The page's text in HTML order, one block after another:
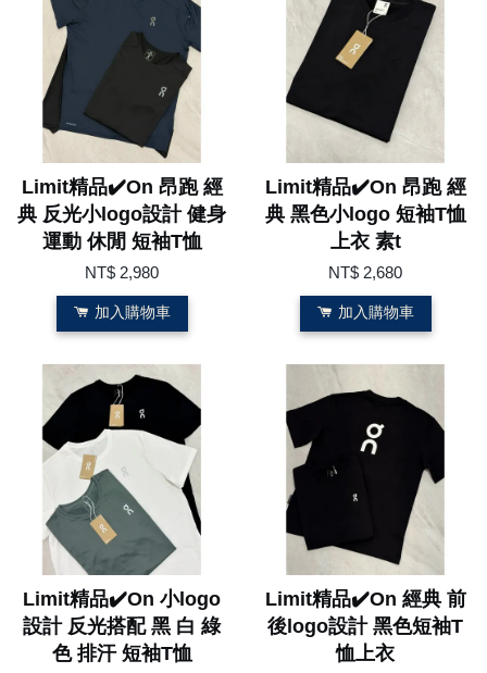
Limit精品✔️On 昂跑 經
典 反光小logo設計 健身
運動 休閒 短袖T恤
NT$ 2,980
加入購物車
Limit精品✔️On 昂跑 經
典 黑色小logo 短袖T恤
上衣 素t
NT$ 2,680
加入購物車
Limit精品✔️On 小logo
設計 反光搭配 黑 白 綠
色 排汗 短袖T恤
Limit精品✔️On 經典 前
後logo設計 黑色短袖T
恤上衣